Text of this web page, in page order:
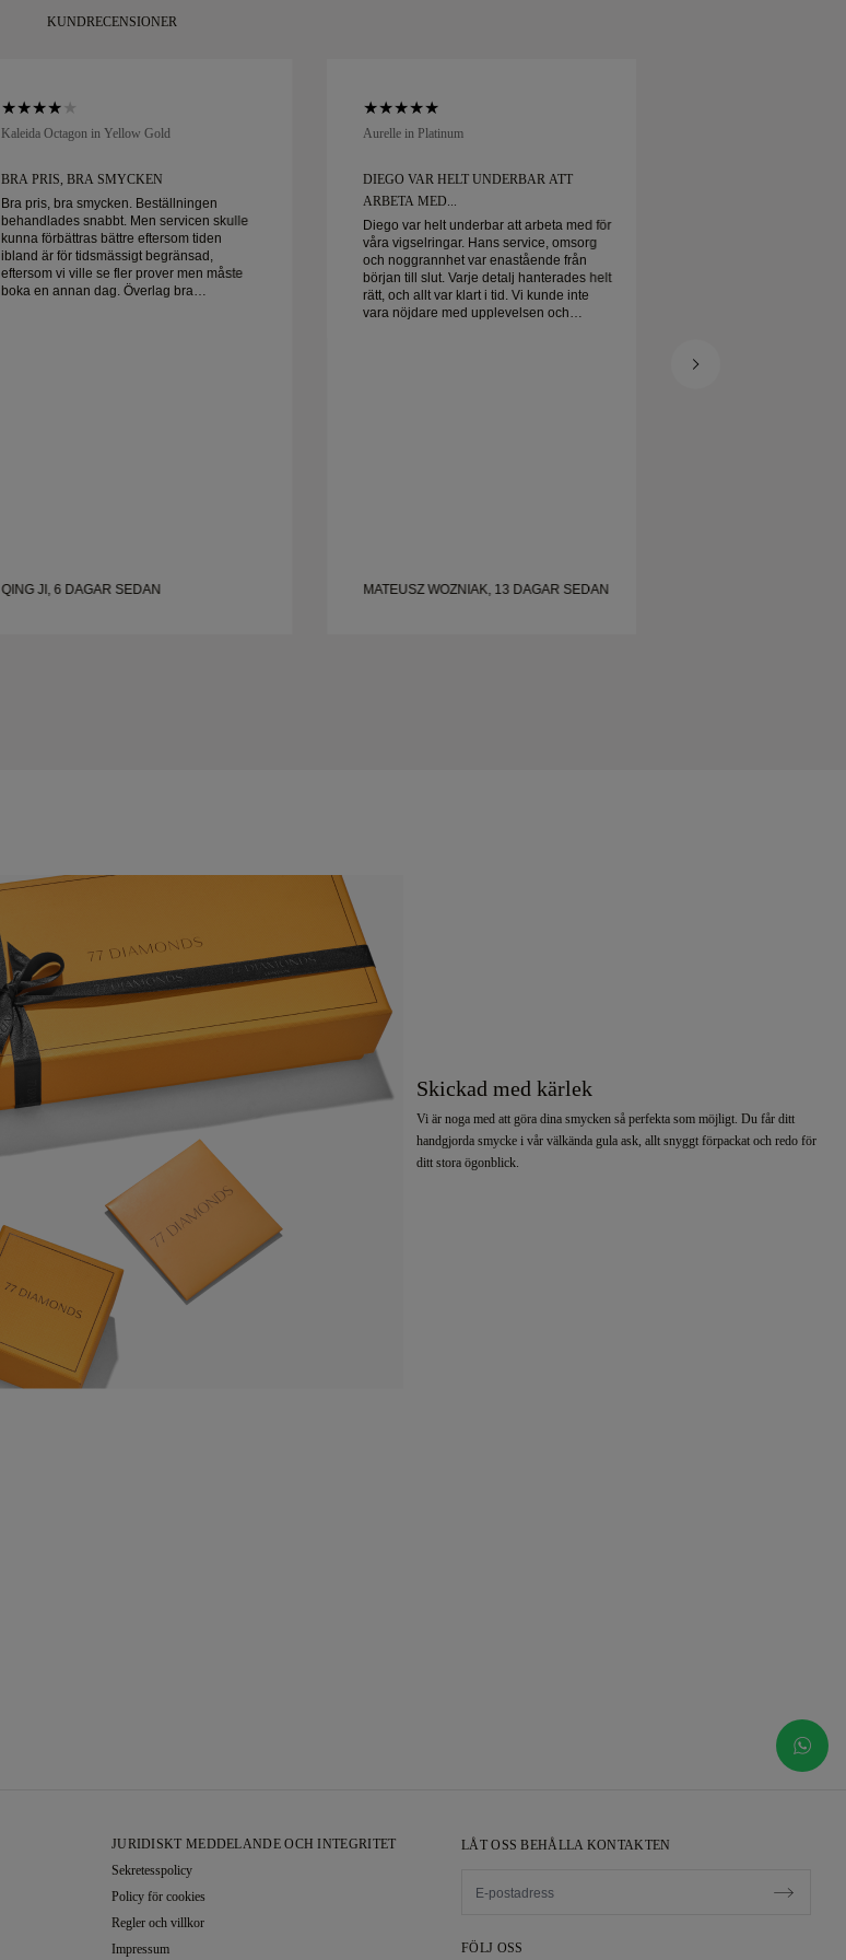
KUNDRECENSIONER
Kaleida Octagon in Yellow Gold
BRA PRIS, BRA SMYCKEN
Bra pris, bra smycken. Beställningen
behandlades snabbt. Men servicen skulle
kunna förbättras bättre eftersom tiden
ibland är för tidsmässigt begränsad,
eftersom vi ville se fler prover men måste
boka en annan dag. Överlag bra
QING JI, 6 DAGAR SEDAN
Aurelle in Platinum
DIEGO VAR HELT UNDERBAR ATT
ARBETA MED...
Diego var helt underbar att arbeta med för
våra vigselringar. Hans service, omsorg
och noggrannhet var enastående från
början till slut. Varje detalj hanterades helt
rätt, och allt var klart i tid. Vi kunde inte
vara nöjdare med upplevelsen och
MATEUSZ WOZNIAK, 13 DAGAR SEDAN
Skickad med kärlek
Vi är noga med att göra dina smycken så perfekta som möjligt. Du får ditt
handgjorda smycke i vår välkända gula ask, allt snyggt förpackat och redo för
ditt stora ögonblick.
LÅT OSS BEHÅLLA KONTAKTEN
FÖLJ OSS
JURIDISKT MEDDELANDE OCH INTEGRITET
Sekretesspolicy
Policy för cookies
Regler och villkor
Impressum